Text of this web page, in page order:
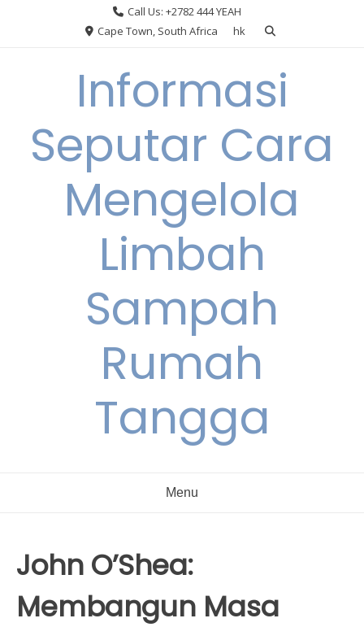
Call Us: +2782 444 YEAH
Cape Town, South Africa
hk
Informasi
Seputar Cara
Mengelola
Limbah
Sampah
Rumah
Tangga
Menu
John O’Shea:
Membangun Masa